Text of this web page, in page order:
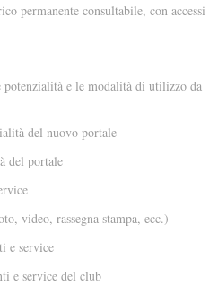
permanente consultabile, con accessi
potenzialità e le modalità di utilizzo da
del nuovo portale
portale
rassegna stampa, ecc.)
service
service del club